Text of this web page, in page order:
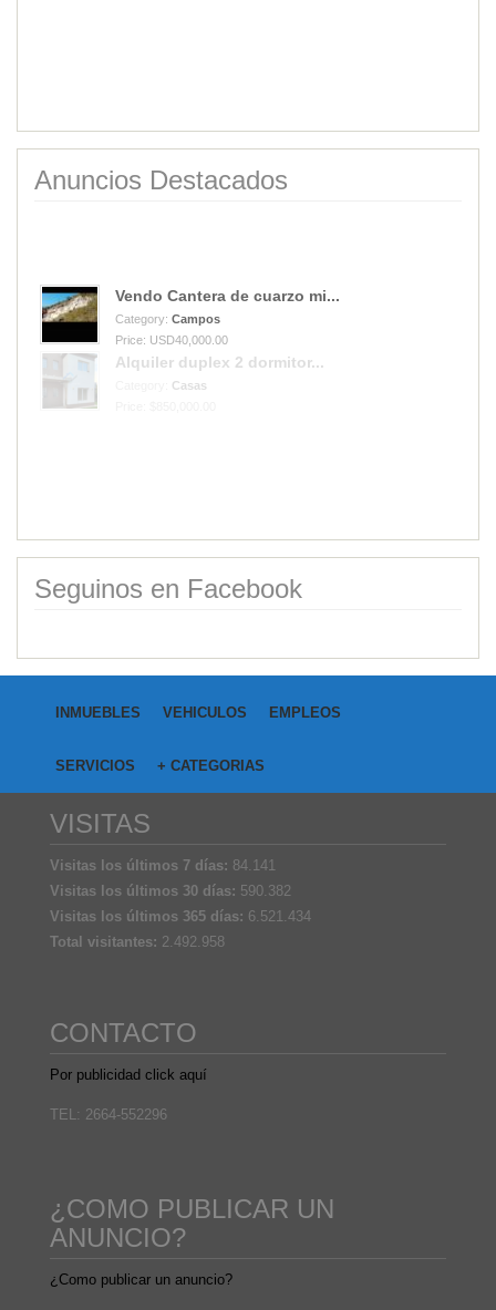
Anuncios Destacados
Alquiler duplex 2 dormitor...
Category: Casas
Price: $850,000.00
Seguinos en Facebook
INMUEBLES VEHICULOS EMPLEOS
SERVICIOS + CATEGORIAS
VISITAS
Visitas los últimos 7 días: 84.141
Visitas los últimos 30 días: 590.382
Visitas los últimos 365 días: 6.521.434
Total visitantes: 2.492.958
CONTACTO
Por publicidad click aquí
TEL: 2664-552296
¿COMO PUBLICAR UN
ANUNCIO?
¿Como publicar un anuncio?